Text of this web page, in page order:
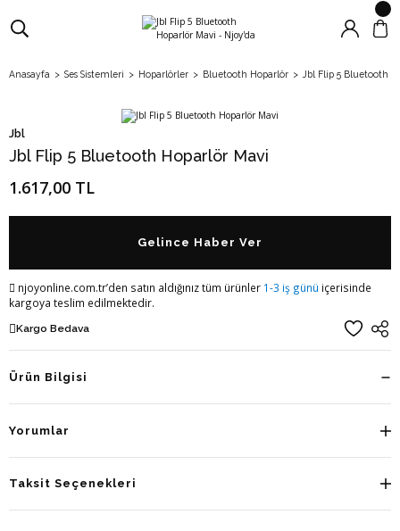
Anasayfa Ses Sistemleri Hoparlörler Bluetooth Hoparlör Jbl Flip 5 Bluetooth
Jbl
Jbl Flip 5 Bluetooth Hoparlör Mavi
1.617,00 TL
Gelince Haber Ver
njoyonline.com.tr’den satın aldığınız tüm ürünler 1-3 iş günü içerisinde
kargoya teslim edilmektedir.
Kargo Bedava
Ürün Bilgisi
Yorumlar
Taksit Seçenekleri